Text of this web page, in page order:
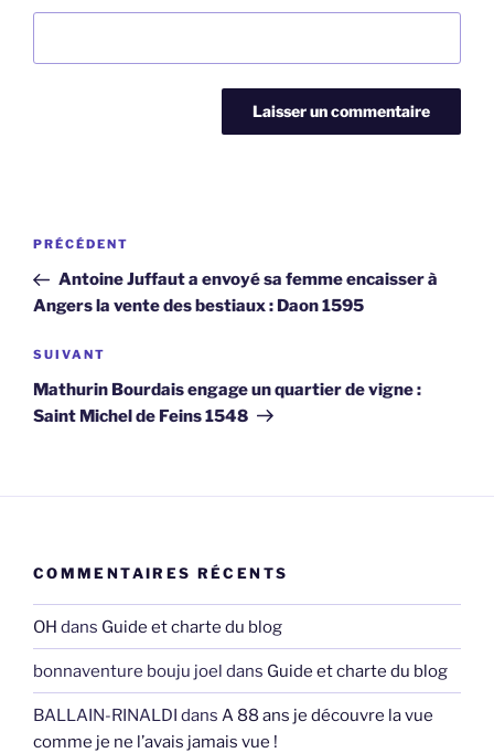
Navigation
l’article
Article
précédent
PRÉCÉDENT
Antoine Juffaut a envoyé sa femme encaisser à
Angers la vente des bestiaux : Daon 1595
Article
suivant
SUIVANT
Mathurin Bourdais engage un quartier de vigne :
Saint Michel de Feins 1548
COMMENTAIRES RÉCENTS
OH dans Guide et charte du blog
bonnaventure bouju joel dans Guide et charte du blog
BALLAIN-RINALDI dans A 88 ans je découvre la vue
comme je ne l’avais jamais vue !